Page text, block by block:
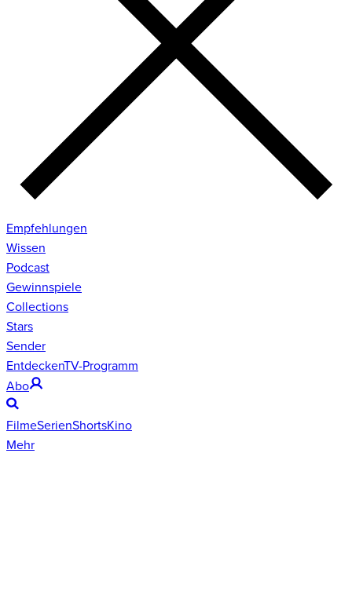
Empfehlungen
Wissen
Podcast
Gewinnspiele
Collections
Stars
Sender
EntdeckenTV-Programm
Abo
FilmeSerienShortsKino
Mehr